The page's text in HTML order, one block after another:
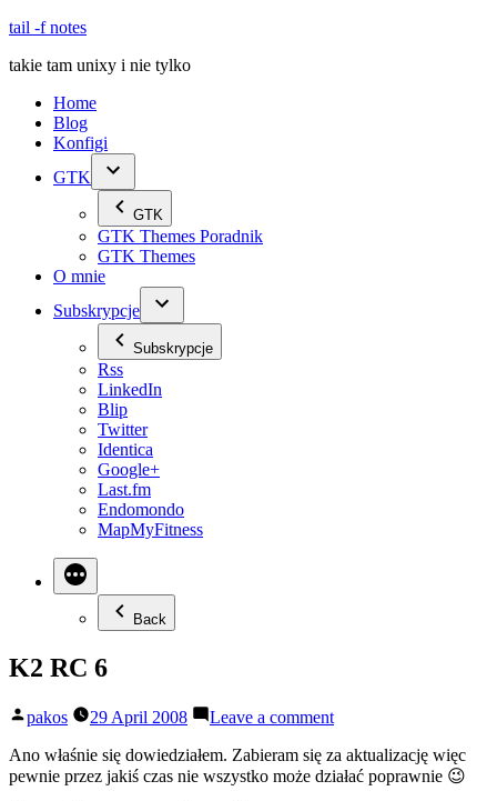
Skip
content
tail -f notes
takie tam unixy i nie tylko
Home
Blog
Konfigi
GTK
GTK
GTK Themes Poradnik
GTK Themes
O mnie
Subskrypcje
Subskrypcje
Rss
LinkedIn
Blip
Twitter
Identica
Google+
Last.fm
Endomondo
MapMyFitness
Back
K2 RC 6
Posted
pakos 29 April 2008 Leave a commenton
RC
6
Ano właśnie się dowiedziałem. Zabieram się za aktualizację więc
pewnie przez jakiś czas nie wszystko może działać poprawnie 😉